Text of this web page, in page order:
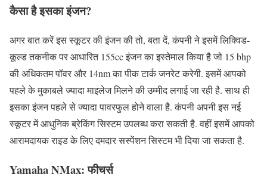
कैसा है इसका इंजन?
अगर बात करें इस स्कूटर की इंजन की तो, बता दें, कंपनी ने इसमें लिक्विड-
कूल्ड तकनीक पर आधारित 155cc इंजन का इस्तेमाल किया है जो 15 bhp
की अधिकतम पॉवर और 14nm का पीक टार्क जनरेट करेगी. इसमें आपको
पहले के मुकाबले ज्यादा माइलेज मिलने की उम्मीद लगाई जा रही है. साथ ही
इसका इंजन पहले से ज्यादा पावरफुल होने वाला है. कंपनी अपनी इस नई
स्कूटर में आधुनिक ब्रेकिंग सिस्टम उपलब्ध करा सकती है. वहीं इसमें आपको
आरामदायक राइड के लिए दमदार सस्पेंशन सिस्टम भी दिया जा सकता है.
Yamaha NMax: फीचर्स